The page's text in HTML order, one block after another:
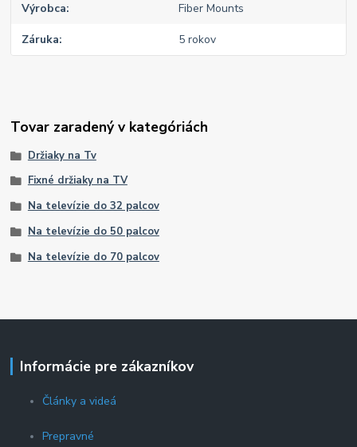
Výrobca Fiber Mounts
Záruka 5 rokov
Tovar zaradený v kategóriách
Držiaky na Tv
Fixné držiaky na TV
Na televízie do 32 palcov
Na televízie do 50 palcov
Na televízie do 70 palcov
Informácie pre zákazníkov
Články a videá
Prepravné